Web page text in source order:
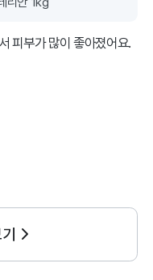
피부가 많이 좋아졌어요.